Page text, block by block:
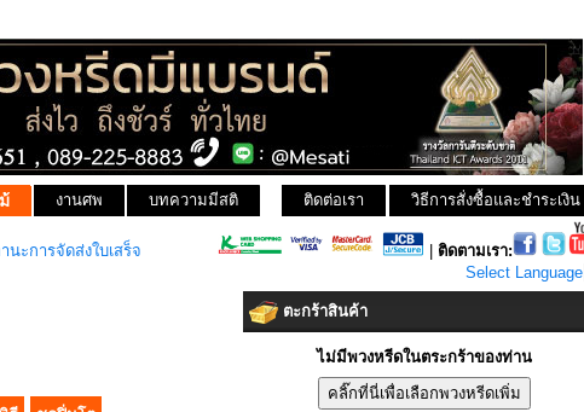
งานศพ บทความมีสติ วิธีการสั่งซื้อและชำระเงิน
ติดต่อเรา
นะการจัดส่งใบเสร็จ
ติดตามเรา:
Select Language
ตะกร้าสินค้า
ไม่มีพวงหรีดในตระกร้าของท่าน